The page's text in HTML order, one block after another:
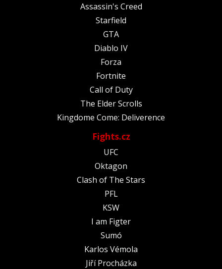
Assassin's Creed
Starfield
GTA
Diablo IV
Forza
Fortnite
Call of Duty
The Elder Scrolls
Kingdome Come: Deliverence
Fights.cz
UFC
Oktagon
Clash of The Stars
PFL
KSW
I am Figter
Sumó
Karlos Vémola
Jiří Procházka